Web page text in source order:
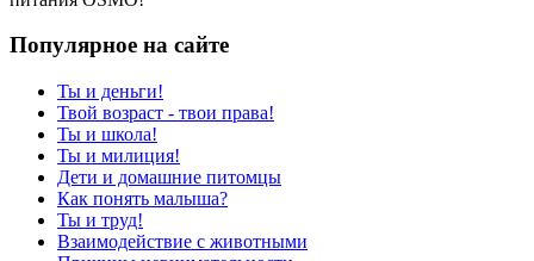
Популярное на сайте
Ты и деньги!
Твой возраст - твои права!
Ты и школа!
Ты и милиция!
Дети и домашние питомцы
Как понять малыша?
Ты и труд!
Взаимодействие с животными